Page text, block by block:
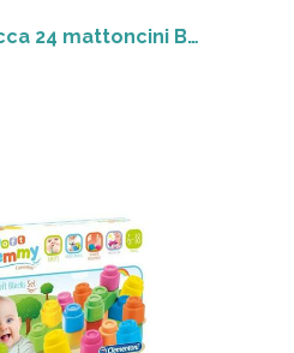
Clemmy sacca 24 mattoncini Baby Clementoni